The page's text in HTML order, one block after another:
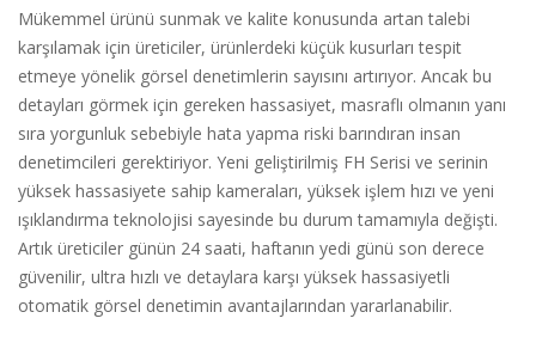
Mükemmel ürünü sunmak ve kalite konusunda artan talebi
karşılamak için üreticiler, ürünlerdeki küçük kusurları tespit
etmeye yönelik görsel denetimlerin sayısını artırıyor. Ancak bu
detayları görmek için gereken hassasiyet, masraflı olmanın yanı
sıra yorgunluk sebebiyle hata yapma riski barındıran insan
denetimcileri gerektiriyor. Yeni geliştirilmiş FH Serisi ve serinin
yüksek hassasiyete sahip kameraları, yüksek işlem hızı ve yeni
ışıklandırma teknolojisi sayesinde bu durum tamamıyla değişti.
Artık üreticiler günün 24 saati, haftanın yedi günü son derece
güvenilir, ultra hızlı ve detaylara karşı yüksek hassasiyetli
otomatik görsel denetimin avantajlarından yararlanabilir.